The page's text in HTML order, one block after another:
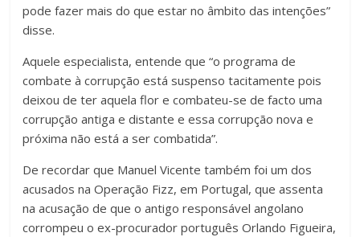
pode fazer mais do que estar no âmbito das intenções”
disse.
Aquele especialista, entende que “o programa de
combate à corrupção está suspenso tacitamente pois
deixou de ter aquela flor e combateu-se de facto uma
corrupção antiga e distante e essa corrupção nova e
próxima não está a ser combatida”.
De recordar que Manuel Vicente também foi um dos
acusados na Operação Fizz, em Portugal, que assenta
na acusação de que o antigo responsável angolano
corrompeu o ex-procurador português Orlando Figueira,